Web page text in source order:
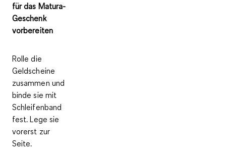
für das Matura-
Geschenk
vorbereiten
Rolle die
Geldscheine
zusammen und
binde sie mit
Schleifenband
fest. Lege sie
vorerst zur
Seite.